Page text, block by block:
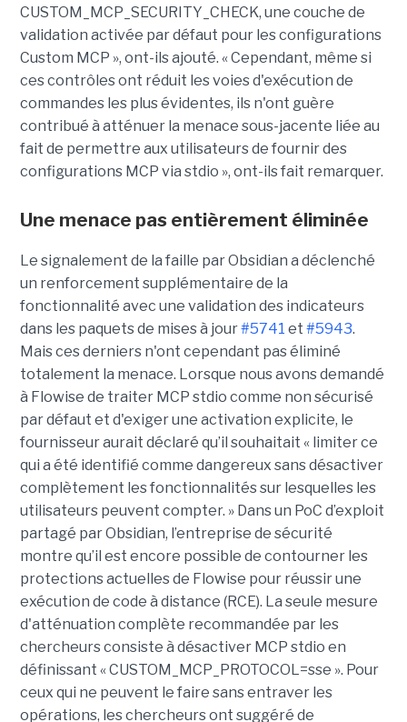
CUSTOM_MCP_SECURITY_CHECK, une couche de
validation activée par défaut pour les configurations
Custom MCP », ont-ils ajouté. « Cependant, même si
ces contrôles ont réduit les voies d'exécution de
commandes les plus évidentes, ils n'ont guère
contribué à atténuer la menace sous-jacente liée au
fait de permettre aux utilisateurs de fournir des
configurations MCP via stdio », ont-ils fait remarquer.
Une menace pas entièrement éliminée
Le signalement de la faille par Obsidian a déclenché
un renforcement supplémentaire de la
fonctionnalité avec une validation des indicateurs
dans les paquets de mises à jour#5741 et #5943.
Mais ces derniers n'ont cependant pas éliminé
totalement la menace. Lorsque nous avons demandé
à Flowise de traiter MCP stdio comme non sécurisé
par défaut et d'exiger une activation explicite, le
fournisseur aurait déclaré qu’il souhaitait « limiter ce
qui a été identifié comme dangereux sans désactiver
complètement les fonctionnalités sur lesquelles les
utilisateurs peuvent compter. » Dans un PoC d’exploit
partagé par Obsidian, l’entreprise de sécurité
montre qu’il est encore possible de contourner les
protections actuelles de Flowise pour réussir une
exécution de code à distance (RCE). La seule mesure
d'atténuation complète recommandée par les
chercheurs consiste à désactiver MCP stdio en
définissant « CUSTOM_MCP_PROTOCOL=sse ». Pour
ceux qui ne peuvent le faire sans entraver les
opérations, les chercheurs ont suggéré de